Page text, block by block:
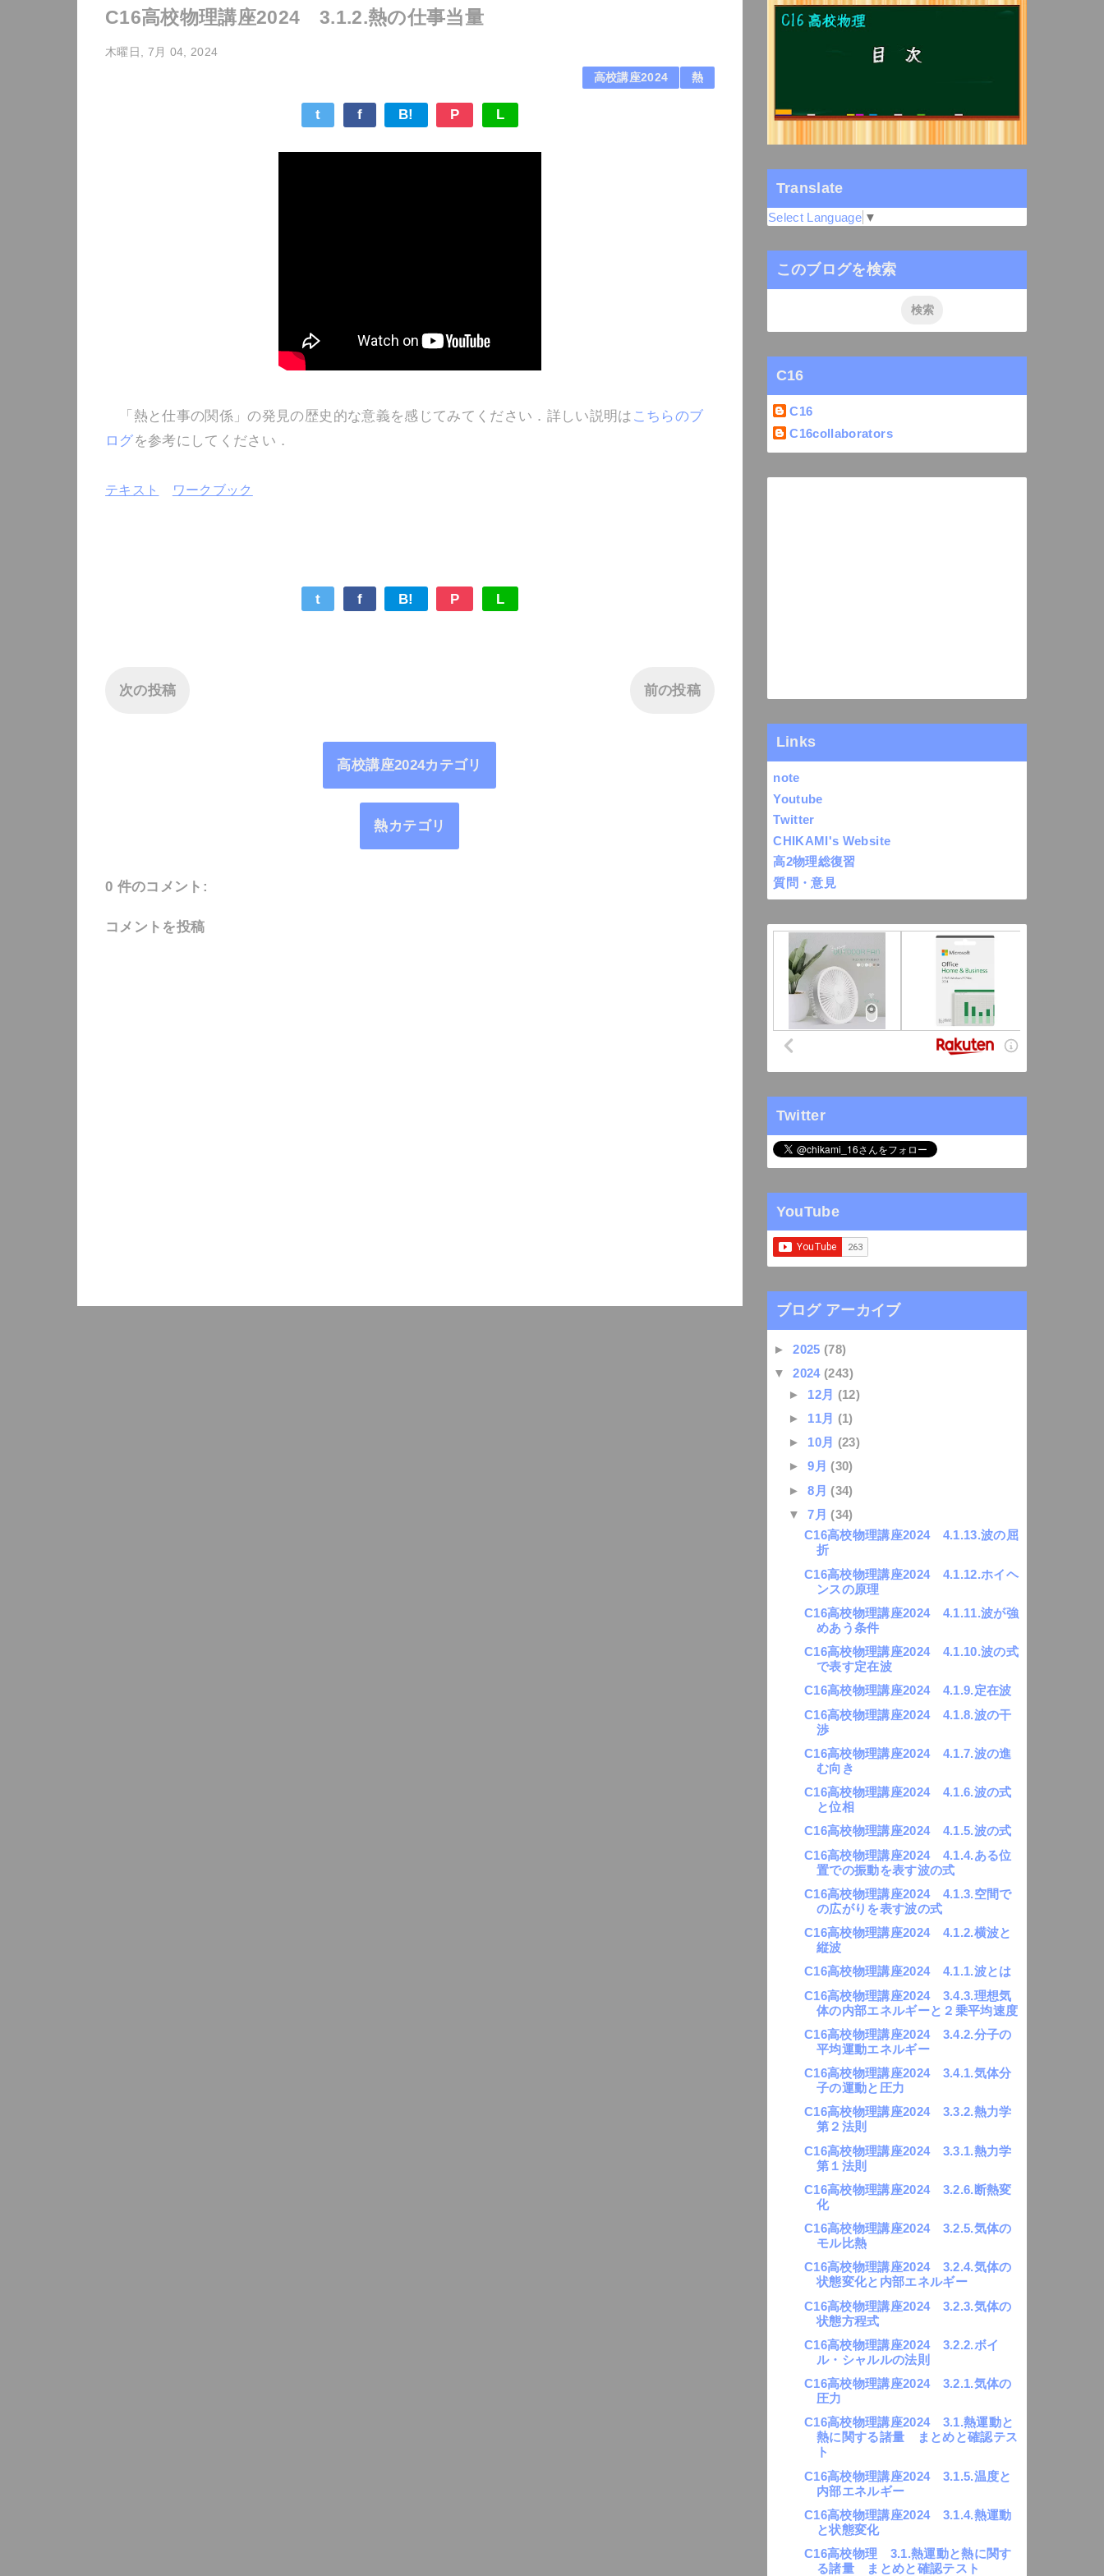
C16高校物理講座2024 3.1.2.熱の仕事当量
木曜日, 7月 04, 2024
高校講座2024 熱
t f B! P L
「熱と仕事の関係」の発見の歴史的な意義を感じてみてください．詳しい説明は こちらのブ
ログを参考にしてください．
テキスト ワークブック
t f B! P L
次の投稿 前の投稿
高校講座2024カテゴリ
熱カテゴリ
0 件のコメント:
コメントを投稿
Translate
Select Language ▼
このブログを検索
C16
C16
C16collaborators
Links
note
Youtube
Twitter
CHIKAMI's Website
高2物理総復習
質問・意見
Twitter
YouTube
ブログ アーカイブ
►2025 (78)
▼2024 (243)
► 12月 (12)
► 11月 (1)
► 10月 (23)
►9月 (30)
►8月 (34)
▼7月 (34)
C16高校物理講座2024 4.1.13.波の屈
折
C16高校物理講座2024 4.1.12.ホイヘ
ンスの原理
C16高校物理講座2024 4.1.11.波が強
めあう条件
C16高校物理講座2024 4.1.10.波の式
で表す定在波
C16高校物理講座2024 4.1.9.定在波
C16高校物理講座2024 4.1.8.波の干
渉
C16高校物理講座2024 4.1.7.波の進
む向き
C16高校物理講座2024 4.1.6.波の式
と位相
C16高校物理講座2024 4.1.5.波の式
C16高校物理講座2024 4.1.4.ある位
置での振動を表す波の式
C16高校物理講座2024 4.1.3.空間で
の広がりを表す波の式
C16高校物理講座2024 4.1.2.横波と
縦波
C16高校物理講座2024 4.1.1.波とは
C16高校物理講座2024 3.4.3.理想気
体の内部エネルギーと２乗平均速度
C16高校物理講座2024 3.4.2.分子の
平均運動エネルギー
C16高校物理講座2024 3.4.1.気体分
子の運動と圧力
C16高校物理講座2024 3.3.2.熱力学
第２法則
C16高校物理講座2024 3.3.1.熱力学
第１法則
C16高校物理講座2024 3.2.6.断熱変
化
C16高校物理講座2024 3.2.5.気体の
モル比熱
C16高校物理講座2024 3.2.4.気体の
状態変化と内部エネルギー
C16高校物理講座2024 3.2.3.気体の
状態方程式
C16高校物理講座2024 3.2.2.ボイ
ル・シャルルの法則
C16高校物理講座2024 3.2.1.気体の
圧力
C16高校物理講座2024 3.1.熱運動と
熱に関する諸量 まとめと確認テス
ト
C16高校物理講座2024 3.1.5.温度と
内部エネルギー
C16高校物理講座2024 3.1.4.熱運動
と状態変化
C16高校物理 3.1.熱運動と熱に関す
る諸量 まとめと確認テスト